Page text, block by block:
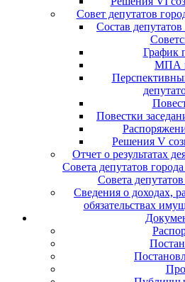
Совет депутатов
Состав
График
МПА
Повестки
Решения V
Отчет о результатах
Совета депутатов
Совета
Сведения о доходах,
обязательствах